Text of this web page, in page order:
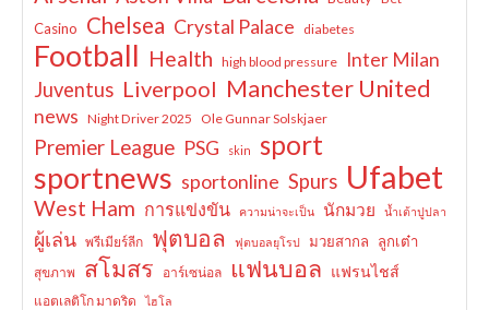
Casino Chelsea Crystal Palace diabetes
Football Health high blood pressure Inter Milan
Juventus Liverpool Manchester United
news Night Driver 2025 Ole Gunnar Solskjaer
Premier League PSG skin sport
sportnews sportonline Spurs Ufabet
West Ham การแข่งขัน ความน่าจะเป็น นักมวย น้ำเต้าปูปลา
ผู้เล่น พรีเมียร์ลีก ฟุตบอล ฟุตบอลยุโรป มวยสากล ลูกเต๋า
สุขภาพ สโมสร อาร์เซน่อล แฟนบอล แฟรนไชส์
แอตเลติโก มาดริด ไฮโล